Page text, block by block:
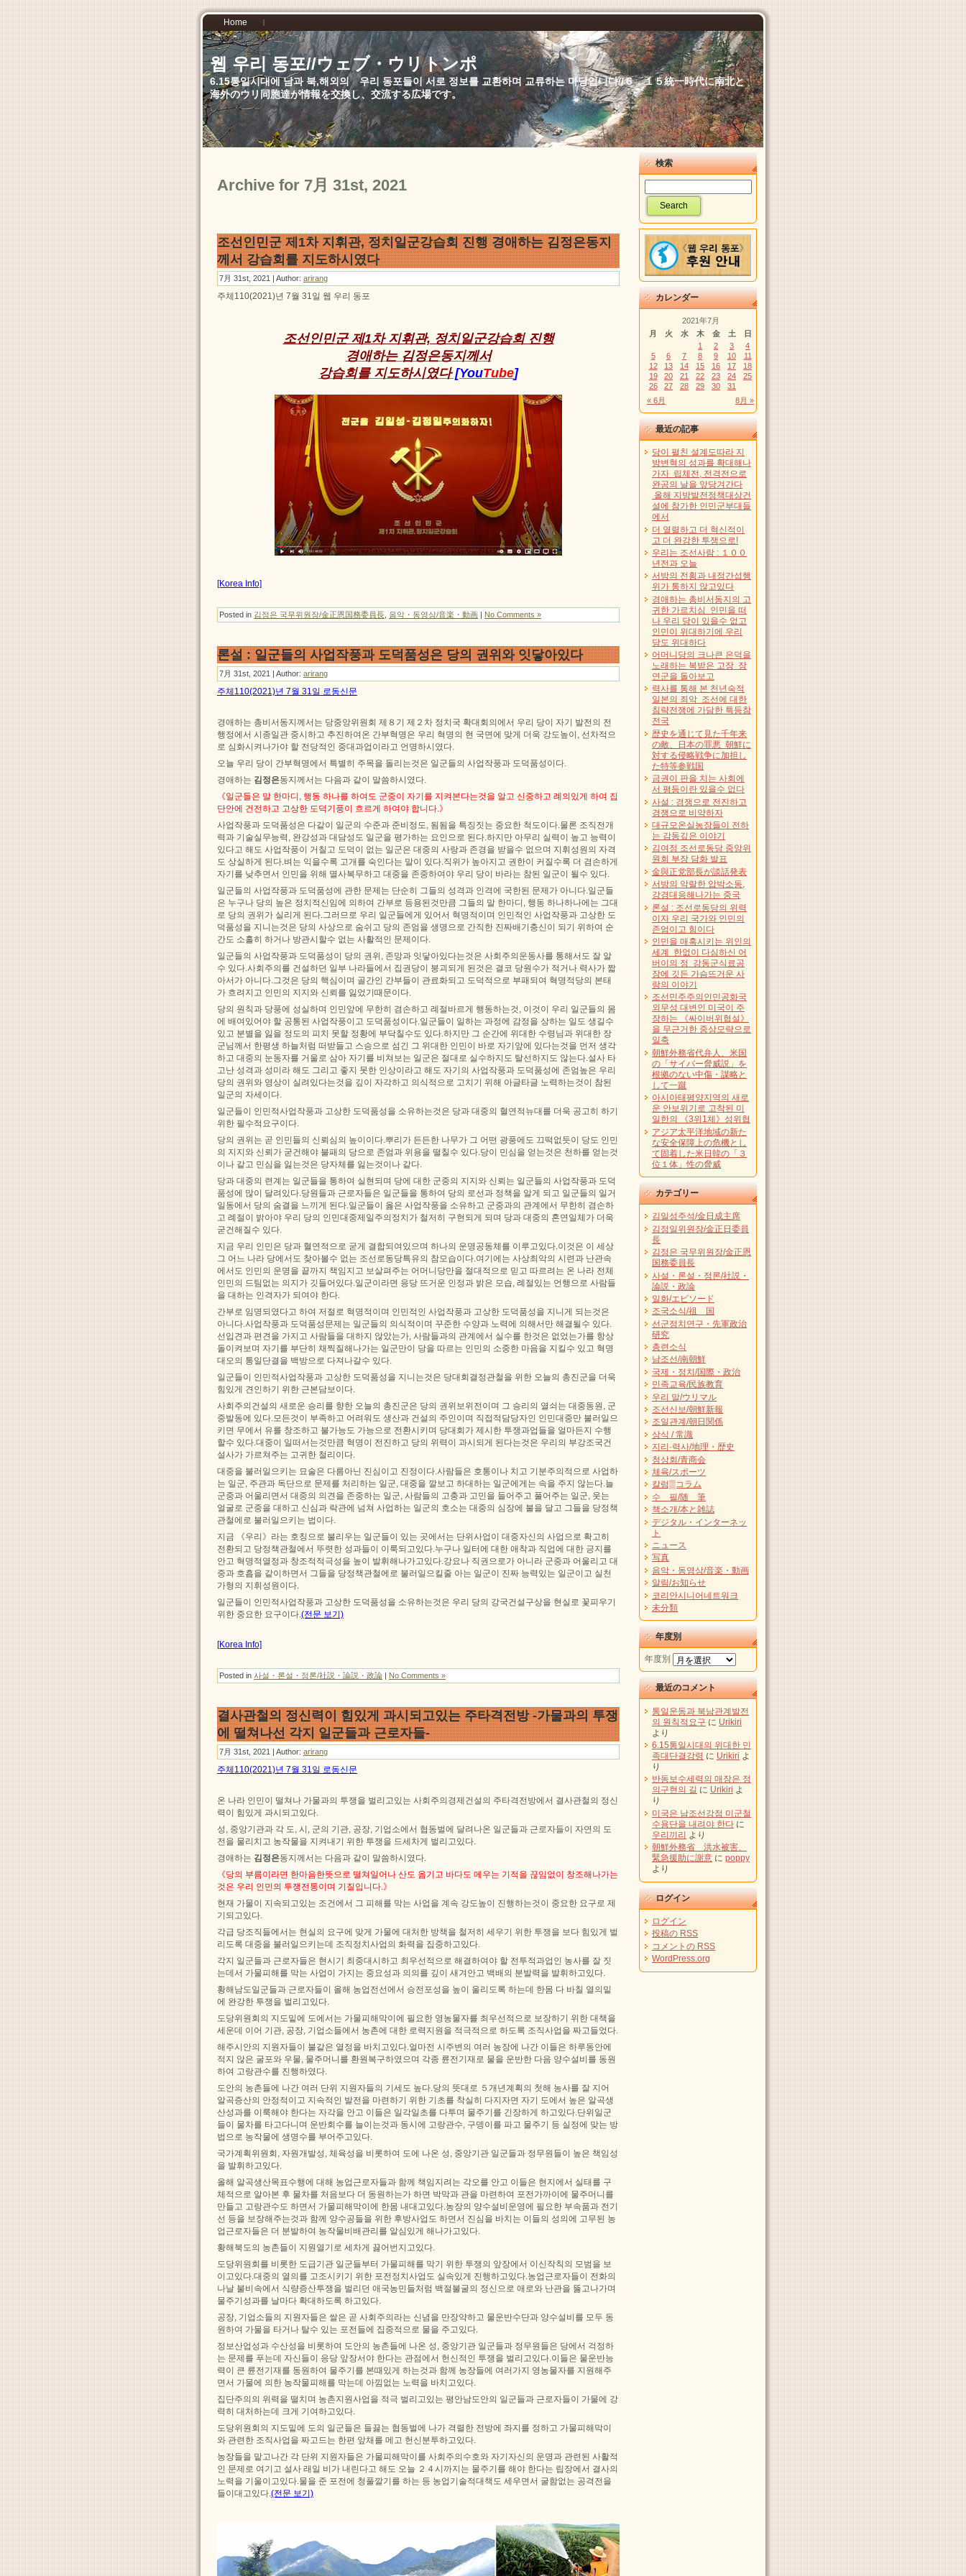
Home
웹 우리 동포//ウェブ・ウリトンポ
6.15통일시대에 남과 북,해외의 우리 동포들이 서로 정보를 교환하며 교류하는 마당입니다//６．１５統一時代に南北と
海外のウリ同胞達が情報を交換し、交流する広場です。
Archive for 7月 31st, 2021
조선인민군 제1차 지휘관, 정치일군강습회 진행 경애하는 김정은동지
께서 강습회를 지도하시였다
7月 31st, 2021 | Author: arirang
주체110(2021)년 7월 31일 웹 우리 동포
조선인민군 제1차 지휘관, 정치일군강습회 진행
경애하는 김정은동지께서
강습회를 지도하시였다[YouTube]
[Korea Info]
Posted in 김정은 국무위원장/金正恩国務委員長 음악・동영상/音楽・動画 | No Comments »
론설 : 일군들의 사업작풍과 도덕품성은 당의 권위와 잇닿아있다
7月 31st, 2021 | Author: arirang
주체110(2021)년 7월 31일 로동신문
경애하는 총비서동지께서는 당중앙위원회 제８기 제２차 정치국 확대회의에서 우리 당이 자기 발전의 전
행정에서 시종일관 중시하고 추진하여온 간부혁명은 우리 혁명의 현 국면에 맞게 더욱 강도높이, 선차적으
로 심화시켜나가야 할 전당적인 중대과업이라고 언명하시였다.
오늘 우리 당이 간부혁명에서 특별히 주목을 돌리는것은 일군들의 사업작풍과 도덕품성이다.
경애하는 김정은동지께서는 다음과 같이 말씀하시였다.
《일군들은 말 한마디, 행동 하나를 하여도 군중이 자기를 지켜본다는것을 알고 신중하고 례의있게 하여 집
단안에 건전하고 고상한 도덕기풍이 흐르게 하여야 합니다.》
사업작풍과 도덕품성은 다같이 일군의 수준과 준비정도, 됨됨을 특징짓는 중요한 척도이다.물론 조직전개
력과 기술실무능력, 완강성과 대담성도 일군을 평가하는 요인으로 된다.하지만 아무리 실력이 높고 능력이
있다고 해도 사업작풍이 거칠고 도덕이 없는 일군은 대중의 사랑과 존경을 받을수 없으며 지휘성원의 자격
도 상실하게 된다.벼는 익을수록 고개를 숙인다는 말이 있다.직위가 높아지고 권한이 커질수록 더 겸손하게
자기를 낮추면서 인민을 위해 멸사복무하고 대중을 존중하여야 우리 당이 바라는 참된 일군이 될수 있다.
일군들의 사업작풍과 도덕품성에 관한 문제는 단순히 그들의 성격과 인격에 국한된 문제가 아니다.일군들
은 누구나 당의 높은 정치적신임에 의하여 간부로 등용된것만큼 그들의 말 한마디, 행동 하나하나에는 그대
로 당의 권위가 실리게 된다.그러므로 우리 일군들에게 있어서 혁명적이며 인민적인 사업작풍과 고상한 도
덕품성을 지니는것은 당의 사상으로 숨쉬고 당의 존엄을 생명으로 간직한 진짜배기충신이 되기 위하여 순
간도 소홀히 하거나 방관시할수 없는 사활적인 문제이다.
일군들의 사업작풍과 도덕품성이 당의 권위, 존망과 잇닿아있다는것은 사회주의운동사를 통해서도 잘 알
수 있다.사회주의를 건설하던 일부 나라들에서 집권당이 붕괴되게 된것은 결코 당원수가 적거나 력사가 짧
아서가 아니다.그것은 당의 핵심이며 골간인 간부들이 관료화되고 도덕적으로 부패되여 혁명적당의 본태
가 흐려지고 인민의 지지와 신뢰를 잃었기때문이다.
당의 원칙과 당풍에 성실하며 인민앞에 무한히 겸손하고 례절바르게 행동하는것, 이것이 우리 일군들의 몸
에 배여있어야 할 공통된 사업작풍이고 도덕품성이다.일군들이 일하는 과정에 감정을 상하는 일도 생길수
있고 분별을 잃을 정도의 피치 못할 정황에 부닥칠수도 있다.하지만 그 순간에 위대한 수령님과 위대한 장
군님께서 한평생 하늘처럼 떠받들고 스승으로 섬긴 그 위대한 인민이 바로 자기앞에 있다는것을 먼저 생각
하고 대중의 눈동자를 거울로 삼아 자기를 비쳐보는 일군은 절대로 실수하지도 탈선하지도 않는다.설사 타
고난 성격과 성미라 해도 그리고 좋지 못한 인상이라고 해도 자기의 사업작풍과 도덕품성에 존엄높은 우리
당의 권위와 영상이 실려있다는것을 깊이 자각하고 의식적으로 고치기 위해 아글타글 노력하는것이 참된
일군의 자세이다.
일군들이 인민적사업작풍과 고상한 도덕품성을 소유하는것은 당과 대중의 혈연적뉴대를 더욱 공고히 하기
위한 필수적요구이다.
당의 권위는 곧 인민들의 신뢰심의 높이이다.뿌리가 든든한 나무가 그 어떤 광풍에도 끄떡없듯이 당도 인민
의 지지와 신뢰가 굳건해야 불패의 당으로 존엄과 위용을 떨칠수 있다.당이 민심을 얻는것은 천하를 얻는것
이나 같고 민심을 잃는것은 당자체를 잃는것이나 같다.
당과 대중의 련계는 일군들을 통하여 실현되며 당에 대한 군중의 지지와 신뢰는 일군들의 사업작풍과 도덕
품성에 많이 달려있다.당원들과 근로자들은 일군들을 통하여 당의 로선과 정책을 알게 되고 일군들의 일거
일동에서 당의 숨결을 느끼게 된다.일군들이 옳은 사업작풍을 소유하고 군중과의 관계에서 무한히 겸손하
고 례절이 밝아야 우리 당의 인민대중제일주의정치가 철저히 구현되게 되며 당과 대중의 혼연일체가 더욱
굳건해질수 있다.
지금 우리 인민은 당과 혈연적으로 굳게 결합되여있으며 하나의 운명공동체를 이루고있다.이것은 이 세상
그 어느 나라 당에서도 찾아볼수 없는 조선로동당특유의 참모습이다.여기에는 사상최악의 시련과 난관속
에서도 인민의 운명을 끝까지 책임지고 보살펴주는 어머니당만을 절대적으로 믿고 따르려는 온 나라 전체
인민의 드팀없는 의지가 깃들어있다.일군이라면 응당 뜨거운 인정과 밝은 모습, 례절있는 언행으로 사람들
을 대하는 인격자가 되여야 한다.
간부로 임명되였다고 하여 저절로 혁명적이며 인민적인 사업작풍과 고상한 도덕품성을 지니게 되는것은
아니다.사업작풍과 도덕품성문제는 일군들의 의식적이며 꾸준한 수양과 노력에 의해서만 해결될수 있다.
선입견과 편견을 가지고 사람들을 대하지 않았는가, 사람들과의 관계에서 실수를 한것은 없었는가를 항상
돌이켜보며 자기를 부단히 채찍질해나가는 일군만이 당을 따르는 인민의 소중한 마음을 지킬수 있고 혁명
대오의 통일단결을 백방으로 다져나갈수 있다.
일군들이 인민적사업작풍과 고상한 도덕품성을 지니는것은 당대회결정관철을 위한 오늘의 총진군을 더욱
힘있게 견인하기 위한 근본담보이다.
사회주의건설의 새로운 승리를 향한 오늘의 총진군은 당의 권위보위전이며 그 승리의 열쇠는 대중동원, 군
중발동에 있다.모든것이 부족하고 어려워도 생산과 건설의 주인이며 직접적담당자인 인민대중만 불러일으
키면 무에서 유를 창조하고 불가능도 가능으로 전환시키며 당대회가 제시한 투쟁과업들을 얼마든지 수행
할수 있다.대중이 일떠서는것만큼 혁명이 전진하고 당의 위력이 과시되게 된다는것은 우리의 부강조국건
설사가 가르쳐주는 고귀한 철리이다.
대중을 불러일으키는 묘술은 다름아닌 진심이고 진정이다.사람들은 호통이나 치고 기분주의적으로 사업하
는 일군, 주관과 독단으로 문제를 처리하는 일군, 대중을 깔보고 하대하는 일군에게는 속을 주지 않는다.늘
군중과 어울리면서 대중의 의견을 존중하는 일군, 사람들의 고충과 고민을 들어주고 풀어주는 일군, 웃는
얼굴로 군중을 대하고 신심과 락관에 넘쳐 사업하는 일군의 호소는 대중의 심장에 불을 달고 그들을 당정책
관철에로 불러일으키는 법이다.
지금 《우리》라는 호칭으로 불리우는 일군들이 있는 곳에서는 단위사업이 대중자신의 사업으로 확고히
전환되고 당정책관철에서 뚜렷한 성과들이 이룩되고있다.누구나 일터에 대한 애착과 직업에 대한 긍지를
안고 혁명적열정과 창조적적극성을 높이 발휘해나가고있다.강요나 직권으로가 아니라 군중과 어울리고 대
중과 호흡을 같이하면서 그들을 당정책관철에로 불러일으킬줄 아는 일군이 진짜 능력있는 일군이고 실천
가형의 지휘성원이다.
일군들이 인민적사업작풍과 고상한 도덕품성을 소유하는것은 우리 당의 강국건설구상을 현실로 꽃피우기
위한 중요한 요구이다.(전문 보기)
[Korea Info]
Posted in 사설・론설・정론/社説・論説・政論 | No Comments »
결사관철의 정신력이 힘있게 과시되고있는 주타격전방 -가물과의 투쟁
에 떨쳐나선 각지 일군들과 근로자들-
7月 31st, 2021 | Author: arirang
주체110(2021)년 7월 31일 로동신문
온 나라 인민이 떨쳐나 가물과의 투쟁을 벌리고있는 사회주의경제건설의 주타격전방에서 결사관철의 정신
력이 힘있게 과시되고있다.
성, 중앙기관과 각 도, 시, 군의 기관, 공장, 기업소에서 협동벌에 달려나온 일군들과 근로자들이 자연의 도
전을 물리치고 농작물을 지켜내기 위한 투쟁을 드세차게 벌리고있다.
경애하는 김정은동지께서는 다음과 같이 말씀하시였다.
《당의 부름이라면 한마음한뜻으로 떨쳐일어나 산도 옮기고 바다도 메우는 기적을 끊임없이 창조해나가는
것은 우리 인민의 투쟁전통이며 기질입니다.》
현재 가물이 지속되고있는 조건에서 그 피해를 막는 사업을 계속 강도높이 진행하는것이 중요한 요구로 제
기되고있다.
각급 당조직들에서는 현실의 요구에 맞게 가물에 대처한 방책을 철저히 세우기 위한 투쟁을 보다 힘있게 벌
리도록 대중을 불러일으키는데 조직정치사업의 화력을 집중하고있다.
각지 일군들과 근로자들은 현시기 최중대시하고 최우선적으로 해결하여야 할 전투적과업인 농사를 잘 짓
는데서 가물피해를 막는 사업이 가지는 중요성과 의의를 깊이 새겨안고 백배의 분발력을 발휘하고있다.
황해남도일군들과 근로자들이 올해 농업전선에서 승전포성을 높이 울리도록 하는데 한몸 다 바칠 열의밑
에 완강한 투쟁을 벌리고있다.
도당위원회의 지도밑에 도에서는 가물피해막이에 필요한 영농물자를 최우선적으로 보장하기 위한 대책을
세운데 이어 기관, 공장, 기업소들에서 농촌에 대한 로력지원을 적극적으로 하도록 조직사업을 짜고들었다.
해주시안의 지원자들이 불같은 열정을 바치고있다.얼마전 시주변의 여러 농장에 나간 이들은 하루동안에
적지 않은 굴포와 우물, 물주머니를 환원복구하였으며 각종 륜전기재로 물을 운반한 다음 양수설비를 동원
하여 고랑관수를 진행하였다.
도안의 농촌들에 나간 여러 단위 지원자들의 기세도 높다.당의 뜻대로 ５개년계획의 첫해 농사를 잘 지어
알곡증산의 안정적이고 지속적인 발전을 마련하기 위한 기초를 착실히 다지자면 자기 도에서 높은 알곡생
산성과를 이룩해야 한다는 자각을 안고 이들은 일각일초를 다투며 물주기를 긴장하게 하고있다.단위일군
들이 물차를 타고다니며 운반회수를 늘이는것과 동시에 고랑관수, 구뎅이를 파고 물주기 등 실정에 맞는 방
법으로 농작물에 생명수를 부어주고있다.
국가계획위원회, 자원개발성, 체육성을 비롯하여 도에 나온 성, 중앙기관 일군들과 정무원들이 높은 책임성
을 발휘하고있다.
올해 알곡생산목표수행에 대해 농업근로자들과 함께 책임지려는 각오를 안고 이들은 현지에서 실태를 구
체적으로 알아본 후 물차를 처음보다 더 동원하는가 하면 박막과 관을 마련하여 포전가까이에 물주머니를
만들고 고랑관수도 하면서 가물피해막이에 한몸 내대고있다.농장의 양수설비운영에 필요한 부속품과 전기
선 등을 보장해주는것과 함께 양수공들을 위한 후방사업도 하면서 진심을 바치는 이들의 성의에 고무된 농
업근로자들은 더 분발하여 농작물비배관리를 알심있게 해나가고있다.
황해북도의 농촌들이 지원열기로 세차게 끓어번지고있다.
도당위원회를 비롯한 도급기관 일군들부터 가물피해를 막기 위한 투쟁의 앞장에서 이신작칙의 모범을 보
이고있다.대중의 열의를 고조시키기 위한 포전정치사업도 실속있게 진행하고있다.농업근로자들이 전화의
나날 불비속에서 식량증산투쟁을 벌리던 애국농민들처럼 백절불굴의 정신으로 애로와 난관을 뚫고나가며
물주기성과를 날마다 확대하도록 하고있다.
공장, 기업소들의 지원자들은 쌀은 곧 사회주의라는 신념을 만장약하고 물운반수단과 양수설비를 모두 동
원하여 가물을 타거나 탈수 있는 포전들에 집중적으로 물을 주고있다.
정보산업성과 수산성을 비롯하여 도안의 농촌들에 나온 성, 중앙기관 일군들과 정무원들은 당에서 걱정하
는 문제를 푸는데 자신들이 응당 앞장서야 한다는 관점에서 헌신적인 투쟁을 벌리고있다.이들은 물운반능
력이 큰 륜전기재를 동원하여 물주기를 본때있게 하는것과 함께 농장들에 여러가지 영농물자를 지원해주
면서 가물에 의한 농작물피해를 막는데 아낌없는 노력을 바치고있다.
집단주의의 위력을 떨치며 농촌지원사업을 적극 벌리고있는 평안남도안의 일군들과 근로자들이 가물에 강
력히 대처하는데 크게 기여하고있다.
도당위원회의 지도밑에 도의 일군들은 들끓는 협동벌에 나가 격렬한 전방에 좌지를 정하고 가물피해막이
와 관련한 조직사업을 짜고드는 한편 앞채를 메고 헌신분투하고있다.
농장들을 맡고나간 각 단위 지원자들은 가물피해막이를 사회주의수호와 자기자신의 운명과 관련된 사활적
인 문제로 여기고 설사 래일 비가 내린다고 해도 오늘 ２４시까지는 물주기를 해야 한다는 립장에서 결사의
노력을 기울이고있다.물을 준 포전에 청풀깔기를 하는 등 농업기술적대책도 세우면서 굴함없는 공격전을
들이대고있다.(전문 보기)
検索
カレンダー
2021年7月
月
火 水 木 金 土 日
« 6月 8月 »
1 2 3
4
5
6 7 8 9 10
11
12
13 14 15 16 17
18
19
20 21 22 23 24
25
26
27 28 29 30 31
最近の記事
당이 펼친 설계도따라 지
방변혁의 성과를 확대해나
가자 립체전, 전격전으로
완공의 날을 앞당겨간다
올해 지방발전정책대상건
설에 참가한 인민군부대들
에서
더 열렬하고 더 혁신적이
고 더 완강한 투쟁으로!
우리는 조선사람 : １００
년전과 오늘
서방의 전횡과 내정간섭행
위가 통하지 않고있다
경애하는 총비서동지의 고
귀한 가르치심 인민을 떠
나 우리 당이 있을수 없고
인민이 위대하기에 우리
당도 위대하다
어머니당의 크나큰 은덕을
노래하는 복받은 고장 장
연군을 돌아보고
력사를 통해 본 천년숙적
일본의 죄악 조선에 대한
침략전쟁에 가담한 특등참
전국
歴史を通じて見た千年来
の敵、日本の罪悪 朝鮮に
対する侵略戦争に加担し
た特等参戦国
금권이 판을 치는 사회에
서 평등이란 있을수 없다
사설 : 경쟁으로 전진하고
경쟁으로 비약하자
대규모온실농장들이 전하
는 감동깊은 이야기
김여정 조선로동당 중앙위
원회 부장 담화 발표
金與正党部長が談話発表
서방의 악랄한 압박소동,
강경대응해나가는 중국
론설 : 조선로동당의 위력
이자 우리 국가와 인민의
존엄이고 힘이다
인민을 매혹시키는 위인의
세계 한없이 다심하신 어
버이의 정 강동군식료공
장에 깃든 가슴뜨거운 사
랑의 이야기
조선민주주의인민공화국
외무성 대변인 미국이 주
장하는 《싸이버위협설》
을 무근거한 중상모략으로
일축
朝鮮外務省代弁人、米国
の「サイバー脅威説」を
根拠のない中傷・謀略と
して一蹴
아시아태평양지역의 새로
운 안보위기로 고착된 미
일한의 《3위1체》성위협
アジア太平洋地域の新た
な安全保障上の危機とし
て固着した米日韓の「３
位１体」性の脅威
カテゴリー
김일성주석/金日成主席
김정일위원장/金正日委員
長
김정은 국무위원장/金正恩
国務委員長
사설・론설・정론/社説・
論説・政論
일화/エピソード
조국소식/祖 国
선군정치연구・先軍政治
研究
총련소식
남조선/南朝鮮
국제・정치/国際・政治
민족교육/民族教育
우리 말/ウリマル
조선신보/朝鮮新報
조일관계/朝日関係
상식 / 常識
지리·력사/地理・歴史
청상회/青商会
체육/スポーツ
칼럼▒コラム
수 필/随 筆
책소개/本と雑誌
デジタル・インターネッ
ト
ニュース
写真
음악・동영상/音楽・動画
알림/お知らせ
코리안시니어네트워크
未分類
年度別
年度別
最近のコメント
통일운동과 북남관계발전
의 원칙적요구 に Urikiri
より
6.15통일시대의 위대한 민
족대단결강령 に Urikiri よ
り
반동보수세력의 매장은 정
의구현의 길 に Urikiri よ
り
미국은 남조선강점 미군철
수용단을 내려야 한다 に
우리끼리 より
朝鮮外務省 洪水被害、
緊急援助に謝意 に poppy
より
ログイン
ログイン
投稿の RSS
コメントの RSS
WordPress.org